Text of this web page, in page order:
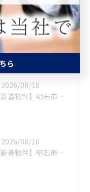
Recent Posts
2026/08/10
【新着物件】明石市松の内
2026/08/10
【新着物件】明石市東野町
ら
ら